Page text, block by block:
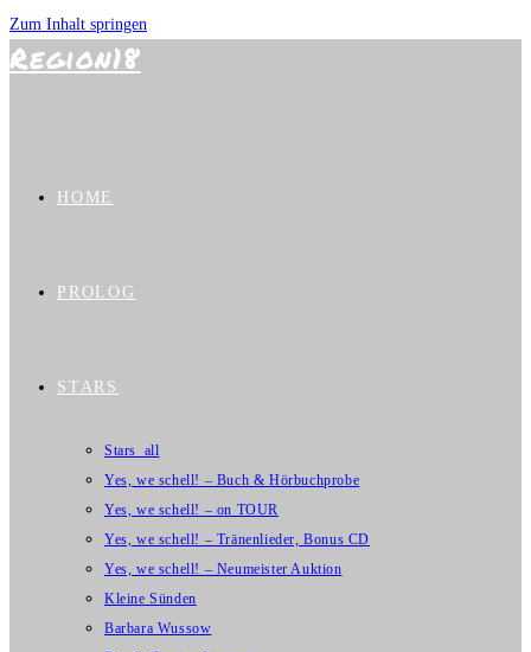
Zum Inhalt springen
Region18
HOME
PROLOG
STARS
Stars_all
Yes, we schell! – Buch & Hörbuchprobe
Yes, we schell! – on TOUR
Yes, we schell! – Tränenlieder, Bonus CD
Yes, we schell! – Neumeister Auktion
Kleine Sünden
Barbara Wussow